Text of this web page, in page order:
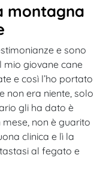
montagna
e sono
mio giovane cane
e così l’ho portato
non era niente, solo
gli ha dato è
non è guarito
clinica e lì la
al fegato e